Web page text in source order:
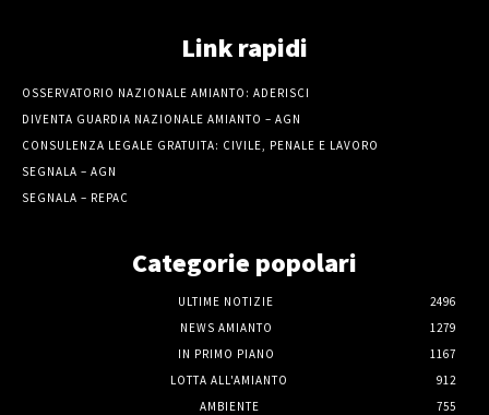
Link rapidi
OSSERVATORIO NAZIONALE AMIANTO: ADERISCI
DIVENTA GUARDIA NAZIONALE AMIANTO – AGN
CONSULENZA LEGALE GRATUITA: CIVILE, PENALE E LAVORO
SEGNALA – AGN
SEGNALA – REPAC
Categorie popolari
ULTIME NOTIZIE
2496
NEWS AMIANTO
1279
IN PRIMO PIANO
1167
LOTTA ALL'AMIANTO
912
AMBIENTE
755